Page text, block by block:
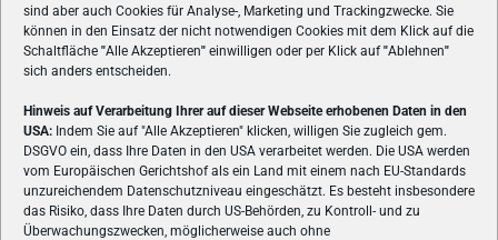
sind aber auch Cookies für Analyse-, Marketing und Trackingzwecke. Sie
können in den Einsatz der nicht notwendigen Cookies mit dem Klick auf die
Schaltfläche "Alle Akzeptieren" einwilligen oder per Klick auf"Ablehnen"
sich anders entscheiden.
Hinweis auf Verarbeitung Ihrer auf dieser Webseite erhobenen Daten in den
USA: Indem Sie auf "Alle Akzeptieren" klicken, willigen Sie zugleich gem.
DSGVO ein, dass Ihre Daten in den USA verarbeitet werden. Die USA werden
vom Europäischen Gerichtshof als ein Land mit einem nach EU-Standards
unzureichendem Datenschutzniveau eingeschätzt. Es besteht insbesondere
das Risiko, dass Ihre Daten durch US-Behörden, zu Kontroll- und zu
Überwachungszwecken, möglicherweise auch ohne
ÜBER UNS
VON GAMERN, FÜR GAMER! Gamers.at ist das älteste Online-
Spielemagazin Österreichs und bringt täglich aktuelle News,
Reviews und Videos zu PC- und Konsolenspielen, Gaming-